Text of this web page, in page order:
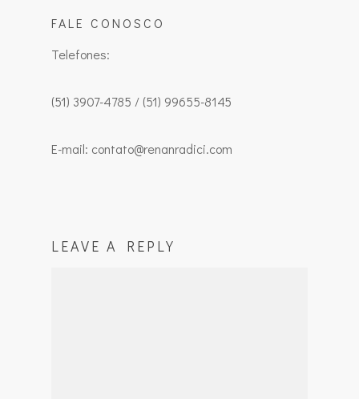
FALE CONOSCO
Telefones:
(51) 3907-4785 / (51) 99655-8145
E-mail: contato@renanradici.com
LEAVE A REPLY